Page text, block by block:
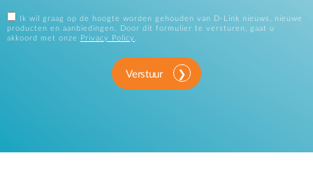
Ik wil graag op de hoogte worden gehouden van D-Link nieuws, nieuwe
producten en aanbiedingen. Door dit formulier te versturen, gaat u
akkoord met onze
Privacy Policy
Verstuur